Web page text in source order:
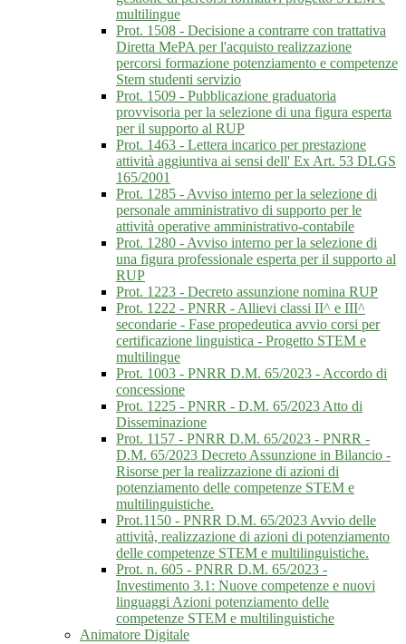
multilingue
Prot. 1508 - Decisione a contrarre con trattativa
Diretta MePA per l'acquisto realizzazione
percorsi formazione potenziamento e competenze
Stem studenti servizio
Prot. 1509 - Pubblicazione graduatoria
provvisoria per la selezione di una figura esperta
per il supporto al RUP
Prot. 1463 - Lettera incarico per prestazione
attività aggiuntiva ai sensi dell' Ex Art. 53 DLGS
165/2001
Prot. 1285 - Avviso interno per la selezione di
personale amministrativo di supporto per le
attività operative amministrativo-contabile
Prot. 1280 - Avviso interno per la selezione di
una figura professionale esperta per il supporto al
RUP
Prot. 1223 - Decreto assunzione nomina RUP
Prot. 1222 - PNRR - Allievi classi II^ e III^
secondarie - Fase propedeutica avvio corsi per
certificazione linguistica - Progetto STEM e
multilingue
Prot. 1003 - PNRR D.M. 65/2023 - Accordo di
concessione
Prot. 1225 - PNRR - D.M. 65/2023 Atto di
Disseminazione
Prot. 1157 - PNRR D.M. 65/2023 - PNRR -
D.M. 65/2023 Decreto Assunzione in Bilancio -
Risorse per la realizzazione di azioni di
potenziamento delle competenze STEM e
multilinguistiche.
Prot.1150 - PNRR D.M. 65/2023 Avvio delle
attività, realizzazione di azioni di potenziamento
delle competenze STEM e multilinguistiche.
Prot. n. 605 - PNRR D.M. 65/2023 -
Investimento 3.1: Nuove competenze e nuovi
linguaggi Azioni potenziamento delle
competenze STEM e multilinguistiche
Animatore Digitale